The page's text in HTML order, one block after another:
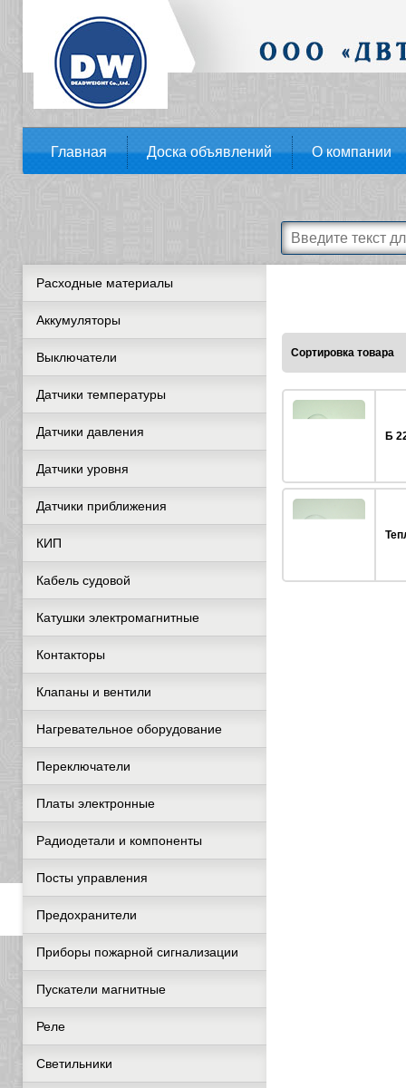
Главная Доска объявлений О компании
Расходные материалы
Аккумуляторы
Выключатели
Датчики температуры
Датчики давления
Датчики уровня
Датчики приближения
КИП
Кабель судовой
Катушки электромагнитные
Контакторы
Клапаны и вентили
Нагревательное оборудование
Переключатели
Платы электронные
Радиодетали и компоненты
Посты управления
Предохранители
Приборы пожарной сигнализации
Пускатели магнитные
Реле
Светильники
Сортировка товара
Б